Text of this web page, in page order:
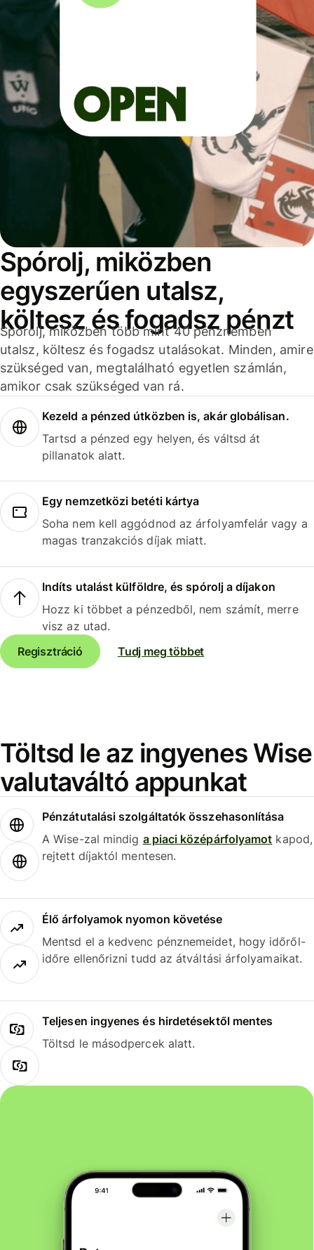
Spórolj, miközben
egyszerűen utalsz,
költesz és fogadsz pénzt
Spórolj, miközben több mint 40 pénznemben
utalsz, költesz és fogadsz utalásokat. Minden, amire
szükséged van, megtalálható egyetlen számlán,
amikor csak szükséged van rá.
Kezeld a pénzed útközben is, akár globálisan.
Tartsd a pénzed egy helyen, és váltsd át
pillanatok alatt.
Egy nemzetközi betéti kártya
Soha nem kell aggódnod az árfolyamfelár vagy a
magas tranzakciós díjak miatt.
Indíts utalást külföldre, és spórolj a díjakon
Hozz ki többet a pénzedből, nem számít, merre
visz az utad.
Regisztráció
Tudj meg többet
Töltsd le az ingyenes Wise
valutaváltó appunkat
Pénzátutalási szolgáltatók összehasonlítása
A Wise-zal mindig a piaci középárfolyamot kapod,
rejtett díjaktól mentesen.
Élő árfolyamok nyomon követése
Mentsd el a kedvenc pénznemeidet, hogy időről-
időre ellenőrizni tudd az átváltási árfolyamaikat.
Teljesen ingyenes és hirdetésektől mentes
Töltsd le másodpercek alatt.